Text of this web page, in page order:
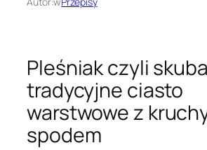
Pleśniak czyli
tradycyjne ciasto
warstwowe z
spodem